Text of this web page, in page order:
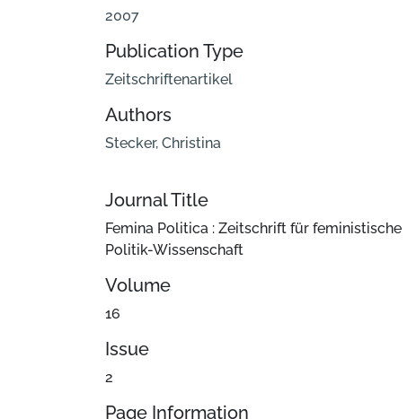
2007
Publication Type
Zeitschriftenartikel
Authors
Stecker, Christina
Journal Title
Femina Politica : Zeitschrift für feministische
Politik-Wissenschaft
Volume
16
Issue
2
Page Information